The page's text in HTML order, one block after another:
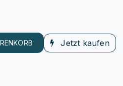
Jetzt kaufen